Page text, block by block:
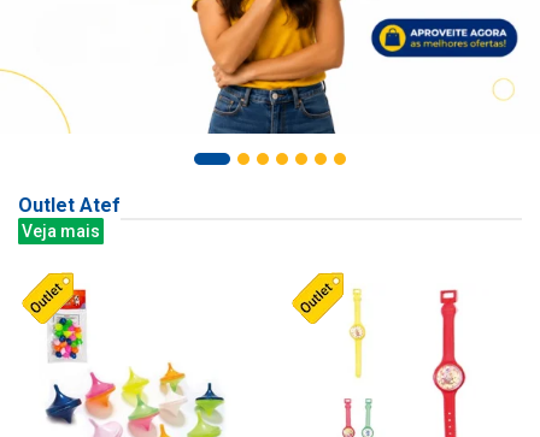
Outlet Atef
Veja mais